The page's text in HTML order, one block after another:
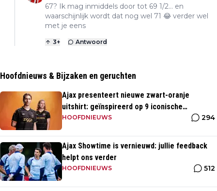
67? Ik mag inmiddels door tot 69 1/2… en
waarschijnlijk wordt dat nog wel 71 😂 verder wel
met je eens
3+ Antwoord
Hoofdnieuws & Bijzaken en geruchten
Ajax presenteert nieuwe zwart-oranje
uitshirt: geïnspireerd op 9 iconische
momenten uit clubhistorie
HOOFDNIEUWS 294
Ajax Showtime is vernieuwd: jullie feedback
helpt ons verder
HOOFDNIEUWS 512